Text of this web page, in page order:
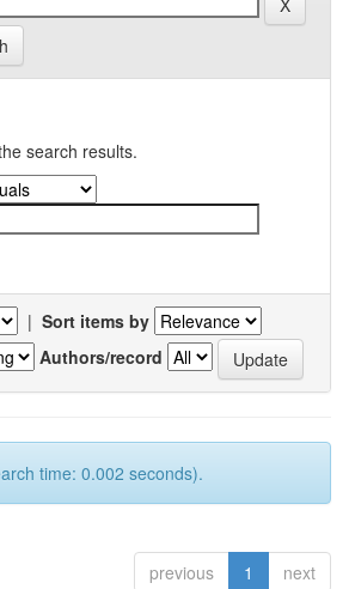
search results.
| Sort items by
Authors/record
time: 0.002 seconds).
previous 1 next